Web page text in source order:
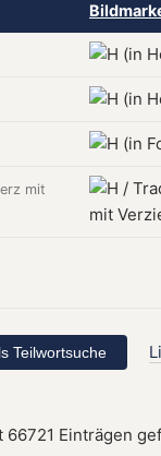
mit
Einträgen